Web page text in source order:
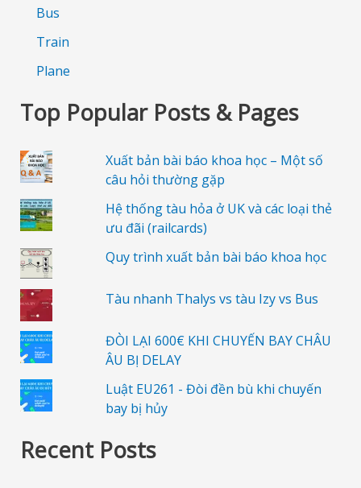
Bus
Train
Plane
Top Popular Posts & Pages
Xuất bản bài báo khoa học – Một số
câu hỏi thường gặp
Hệ thống tàu hỏa ở UK và các loại thẻ
ưu đãi (railcards)
Quy trình xuất bản bài báo khoa học
Tàu nhanh Thalys vs tàu Izy vs Bus
ĐÒI LẠI 600€ KHI CHUYẾN BAY CHÂU
ÂU BỊ DELAY
Luật EU261 - Đòi đền bù khi chuyến
bay bị hủy
Recent Posts